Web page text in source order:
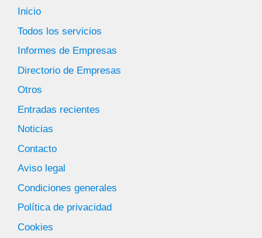
Inicio
Todos los servicios
Informes de Empresas
Directorio de Empresas
Otros
Entradas recientes
Noticias
Contacto
Aviso legal
Condiciones generales
Política de privacidad
Cookies